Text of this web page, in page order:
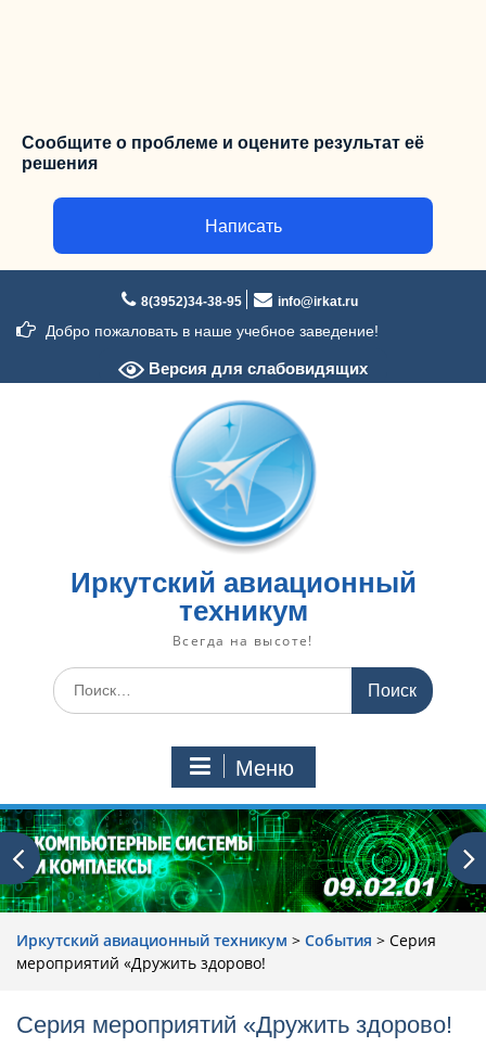
Сообщите о проблеме и оцените результат её
решения
Написать
содержимому
8(3952)34-38-95 info@irkat.ru
Добро пожаловать в наше учебное заведение!
Версия для слабовидящих
Иркутский авиационный
техникум
Всегда на высоте!
Искать:
Меню
Иркутский авиационный техникум > События > Cерия
мероприятий «Дружить здорово!
Cерия мероприятий «Дружить здорово!